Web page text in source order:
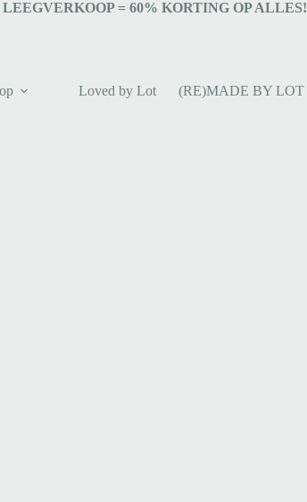
= 60% KORTING OP ALLES!
Loved by Lot (RE)MADE BY LOT